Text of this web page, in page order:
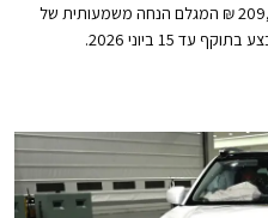
בגרסת M-design המוצעת במחיר 209,000 ₪ המגלם הנחה משמעותית של